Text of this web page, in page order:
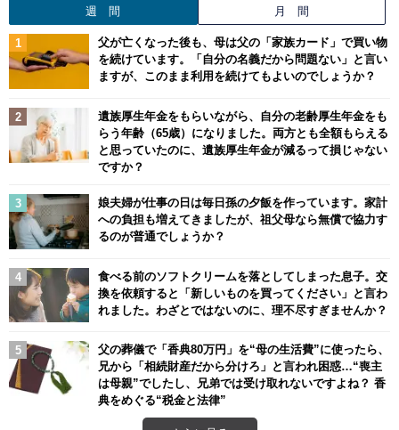
週 間 月 間
父が亡くなった後も、母は父の「家族カード」で買い物
を続けています。「自分の名義だから問題ない」と言い
ますが、このまま利用を続けてもよいのでしょうか？
遺族厚生年金をもらいながら、自分の老齢厚生年金をも
らう年齢（65歳）になりました。両方とも全額もらえる
と思っていたのに、遺族厚生年金が減るって損じゃない
ですか？
娘夫婦が仕事の日は毎日孫の夕飯を作っています。家計
への負担も増えてきましたが、祖父母なら無償で協力す
るのが普通でしょうか？
食べる前のソフトクリームを落としてしまった息子。交
換を依頼すると「新しいものを買ってください」と言わ
れました。わざとではないのに、理不尽すぎませんか？
父の葬儀で「香典80万円」を“母の生活費”に使ったら、
兄から「相続財産だから分けろ」と言われ困惑…“喪主
は母親”でしたし、兄弟では受け取れないですよね？ 香
典をめぐる“税金と法律”